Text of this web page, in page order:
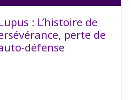
: L’histoire de
perte de
défense